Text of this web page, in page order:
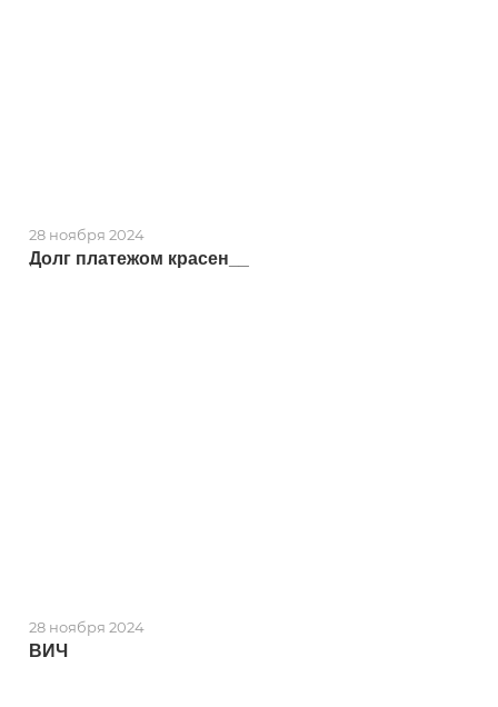
Долг платежом красен__
28 ноября 2024
ВИЧ
28 ноября 2024